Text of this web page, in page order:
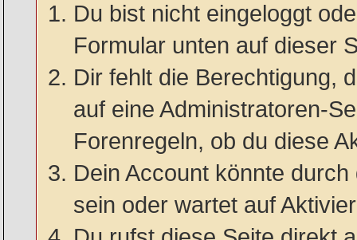
Du bist nicht eingeloggt
Formular unten auf dieser
Dir fehlt die Berechtigung,
auf eine Administratoren-
Forenregeln, ob du diese
Dein Account könnte
sein oder wartet auf